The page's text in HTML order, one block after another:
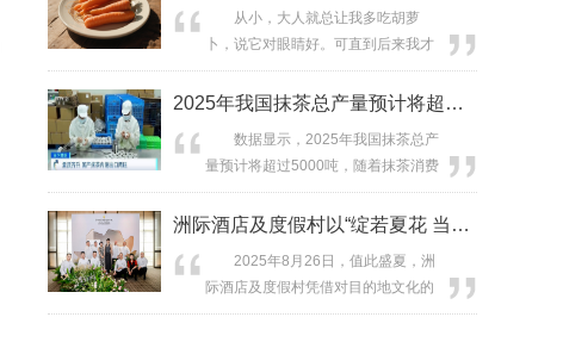
江苏大剧院出品的民族舞剧《红楼
梦》将再次以翩跹舞姿，在广州站启
之蓝M6＋将以战略合作伙伴的身份，
为传统...
从小，大人就总让我多吃胡萝
卜，说它对眼睛好。可直到后来我才
明白，胡萝卜的好处远不止于此！它
不仅帮助我们保护视力，还具有抗氧
症、延缓衰老，增强免疫力。 胡
萝卜是个“抗癌小能手” 它为什么这
好东西： 一是β-胡萝卜素和维生
素C，它...
2025年我国抹茶总产量预计将超过5
数据显示，2025年我国抹茶总产
量预计将超过5000吨，随着抹茶消费
量增加，国产抹茶的供应量和工艺水
平也在不断提高。作为我国抹茶主产
加工厂也呈现出内销出口两旺的趋
势。 在浙江一家抹茶加工企业记
洲际酒店及度假村以“绽若夏花 当燃尽
2025年8月26日，值此盛夏，洲
际酒店及度假村凭借对目的地文化的
敏锐洞察与细致入微的服务，持续为